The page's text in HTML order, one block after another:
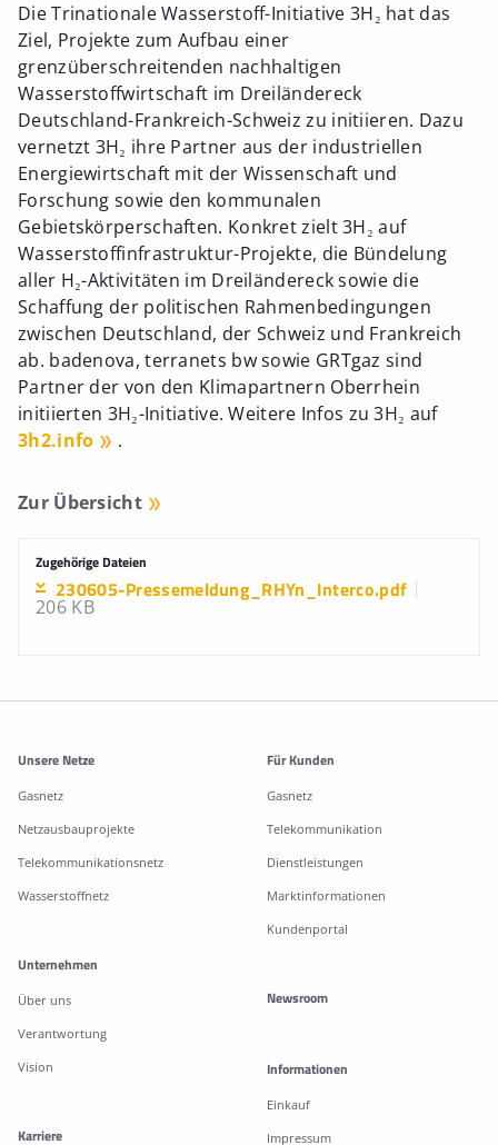
Die Trinationale Wasserstoff-Initiative 3H₂ hat das
Ziel, Projekte zum Aufbau einer
grenzüberschreitenden nachhaltigen
Wasserstoffwirtschaft im Dreiländereck
Deutschland-Frankreich-Schweiz zu initiieren. Dazu
vernetzt 3H₂ ihre Partner aus der industriellen
Energiewirtschaft mit der Wissenschaft und
Forschung sowie den kommunalen
Gebietskörperschaften. Konkret zielt 3H₂ auf
Wasserstoffinfrastruktur-Projekte, die Bündelung
aller H₂-Aktivitäten im Dreiländereck sowie die
Schaffung der politischen Rahmenbedingungen
zwischen Deutschland, der Schweiz und Frankreich
ab. badenova, terranets bw sowie GRTgaz sind
Partner der von den Klimapartnern Oberrhein
initiierten 3H₂-Initiative. Weitere Infos zu 3H₂ auf
3h2.info
.
Zur Übersicht
Zugehörige Dateien
230605-Pressemeldung_RHYn_Interco.pdf
206 KB
Weitere Informationen
Unsere Netze
Gasnetz
Netzausbauprojekte
Telekommunikationsnetz
Wasserstoffnetz
Für Kunden
Gasnetz
Telekommunikation
Dienstleistungen
Marktinformationen
Kundenportal
Unternehmen
Über uns
Verantwortung
Vision
Karriere
Newsroom
Informationen
Einkauf
Impressum